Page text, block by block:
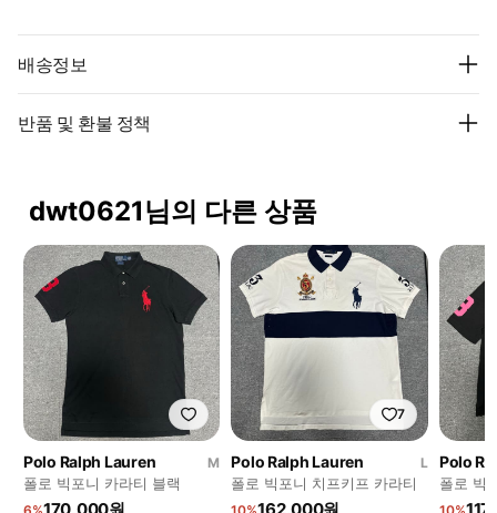
배송정보
반품 및 환불 정책
dwt0621님의 다른 상품
Polo Ralph Lauren
M
폴로 빅포니 카라티 블랙
7
Polo Ralph Lauren
L
폴로 빅포니 치프키프 카라티
Polo
폴로 빅
포니